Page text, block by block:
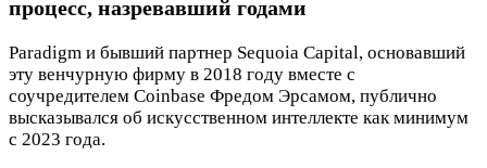
процесс, назревавший годами
Paradigm и бывший партнер Sequoia Capital, основавший
эту венчурную фирму в 2018 году вместе с
соучредителем Coinbase Фредом Эрсамом, публично
высказывался об искусственном интеллекте как минимум
с 2023 года.